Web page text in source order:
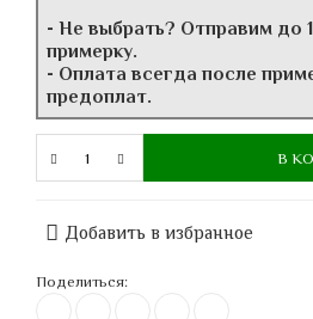
- Не выбрать? Отправим до
примерку.
- Оплата всегда после
предоплат.
В
Добавить в избранное
Поделиться: